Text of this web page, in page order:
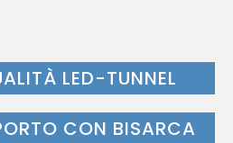
LED-TUNNEL
CON BISARCA